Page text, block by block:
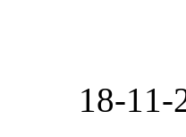
18-11-